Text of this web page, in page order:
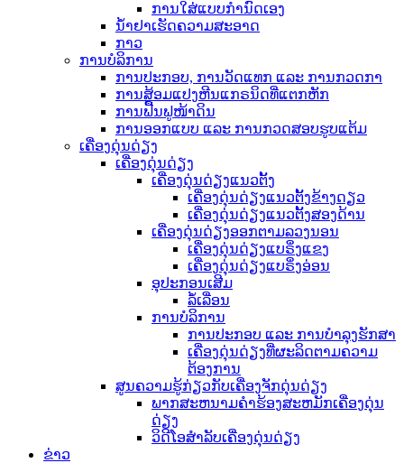
ການໃສ່ແບບກຳນົດເອງ
ນ້ຳຢາເຮັດຄວາມສະອາດ
ກາວ
ການບໍລິການ
ການປະກອບ, ການວັດແທກ ແລະ ການກວດກາ
ການສ້ອມແປງຫີນແກຣນິດທີ່ແຕກຫັກ
ການຟື້ນຟູໜ້າດິນ
ການອອກແບບ ແລະ ການກວດສອບຮູບແຕ້ມ
ເຄື່ອງດຸ່ນດ່ຽງ
ເຄື່ອງດຸ່ນດ່ຽງ
ເຄື່ອງດຸ່ນດ່ຽງແນວຕັ້ງ
ເຄື່ອງດຸ່ນດ່ຽງແນວຕັ້ງຂ້າງດຽວ
ເຄື່ອງດຸ່ນດ່ຽງແນວຕັ້ງສອງດ້ານ
ເຄື່ອງດຸ່ນດ່ຽງອອກຕາມລວງນອນ
ເຄື່ອງດຸ່ນດ່ຽງແບຣິ່ງແຂງ
ເຄື່ອງດຸ່ນດ່ຽງແບຣິ່ງອ່ອນ
ອຸປະກອນເສີມ
ລໍ້ເລື່ອນ
ການບໍລິການ
ການປະກອບ ແລະ ການບຳລຸງຮັກສາ
ເຄື່ອງດຸ່ນດ່ຽງທີ່ຜະລິດຕາມຄວາມ
ຕ້ອງການ
ສູນຄວາມຮູ້ກ່ຽວກັບເຄື່ອງຈັກດຸ່ນດ່ຽງ
ພາກສະຫນາມຄໍາຮ້ອງສະຫມັກເຄື່ອງດຸ່ນ
ດ່ຽງ
ວິດີໂອສຳລັບເຄື່ອງດຸ່ນດ່ຽງ
ຂ່າວ